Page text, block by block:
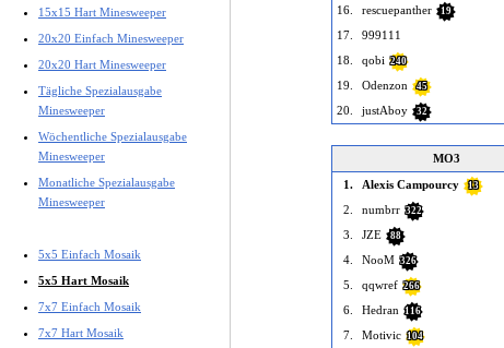
15x15 Hart Minesweeper
20x20 Einfach Minesweeper
20x20 Hart Minesweeper
Tägliche Spezialausgabe
Minesweeper
Wöchentliche Spezialausgabe
Minesweeper
Monatliche Spezialausgabe
Minesweeper
5x5 Einfach Mosaik
5x5 Hart Mosaik
7x7 Einfach Mosaik
7x7 Hart Mosaik
16.
rescuepanther 19
17.
999111
18.
qobi 240
19.
Odenzon 45
20.
justAboy 32
MO3
1.
Alexis Campourcy 13
2.
numbrr 322
3.
JZE 88
4.
NooM 326
5.
qqwref 266
6.
Hedran 116
7.
Motivic 104